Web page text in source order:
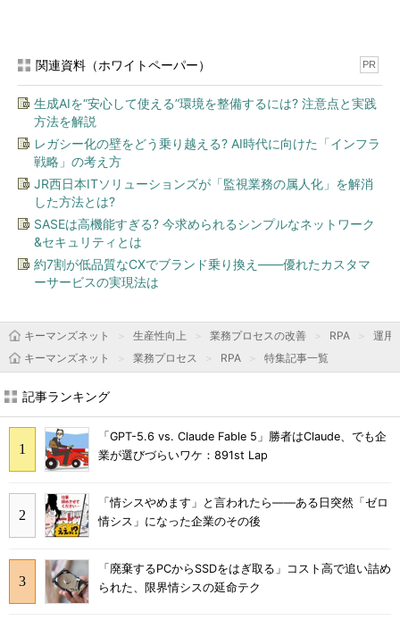
関連資料（ホワイトペーパー） PR
生成AIを“安心して使える”環境を整備するには? 注意点と実践
方法を解説
レガシー化の壁をどう乗り越える? AI時代に向けた「インフラ
戦略」の考え方
JR西日本ITソリューションズが「監視業務の属人化」を解消
した方法とは?
SASEは高機能すぎる? 今求められるシンプルなネットワーク
&セキュリティとは
約7割が低品質なCXでブランド乗り換え――優れたカスタマ
ーサービスの実現法は
キーマンズネット 生産性向上 業務プロセスの改善 RPA
運用
キーマンズネット
業務プロセス RPA 特集記事一覧
記事ランキング
「GPT-5.6 vs. Claude Fable 5」勝者はClaude、でも企
業が選びづらいワケ：891st Lap
「情シスやめます」と言われたら――ある日突然「ゼロ
情シス」になった企業のその後
「廃棄するPCからSSDをはぎ取る」コスト高で追い詰め
られた、限界情シスの延命テク